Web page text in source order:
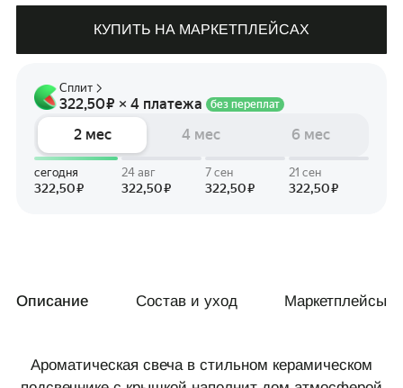
КУПИТЬ НА МАРКЕТПЛЕЙСАХ
Описание Состав и уход Маркетплейсы
Ароматическая свеча в стильном керамическом
СВЯЗАТЬСЯ С НАМИ
+7 495 011-28-05
Телеграм
Whats App